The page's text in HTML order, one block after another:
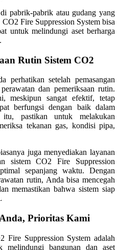
pabrik-pabrik atau gudang yang
Fire Suppression System bisa
untuk melindungi aset berharga
Rutin Sistem CO2
perhatikan setelah pemasangan
dan pemeriksaan rutin.
meskipun sangat efektif, tetap
berfungsi dengan baik dalam
pastikan untuk melakukan
tekanan gas, kondisi pipa,
juga menyediakan layanan
sistem CO2 Fire Suppression
sepanjang waktu. Dengan
rutin, Anda bisa mencegah
memastikan bahwa sistem siap
Prioritas Kami
Fire Suppression System adalah
melindungi bangunan dan aset